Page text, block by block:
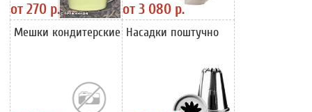
от 270 р. от 3 080 р.
Мешки кондитерские Насадки поштучно